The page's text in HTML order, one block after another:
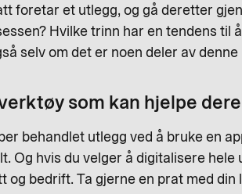
foretar et utlegg, og gå deretter
Hvilke trinn har en tendens til
selv om det er noen deler av
som kan hjelpe dere
behandlet utlegg ved å bruke en
Og hvis du velger å digitalisere hele
og bedrift. Ta gjerne en prat med